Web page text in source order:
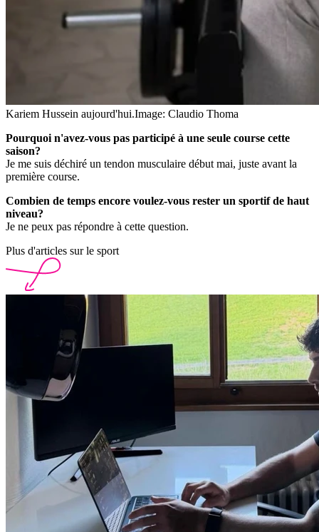
Kariem Hussein aujourd'hui.Image: Claudio Thoma
Pourquoi n'avez-vous pas participé à une seule course cette
saison?
Je me suis déchiré un tendon musculaire début mai, juste avant la
première course.
Combien de temps encore voulez-vous rester un sportif de haut
niveau?
Je ne peux pas répondre à cette question.
Plus d'articles sur le sport